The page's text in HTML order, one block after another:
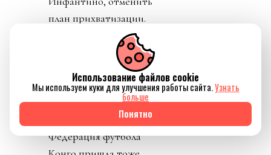
план прихватизации.
Опять смотрим что
такое «газлайтинг», а
равно и рассматриваем
подборку стран: Катар,
ОАЭ, Бутан, Шри
Ланка, Марокко.
Федерация футбола
Использование файлов cookie
Мы используем куки для улучшения работы сайта.Узнать
больше
Понятно